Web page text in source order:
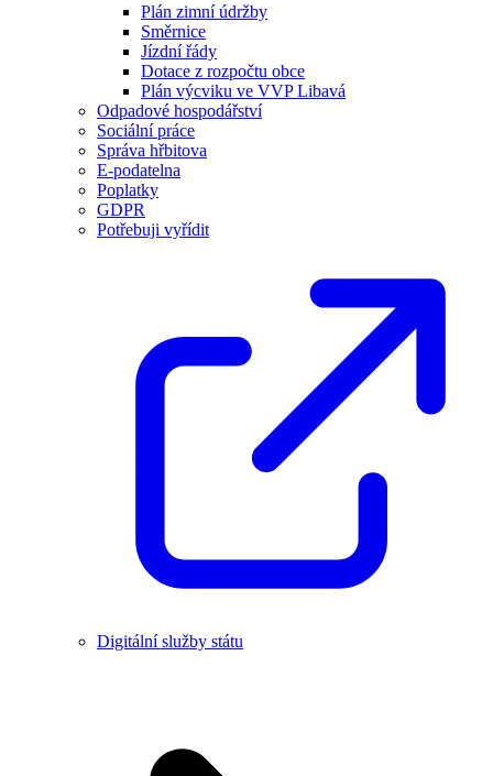
Plán zimní údržby
Směrnice
Jízdní řády
Dotace z rozpočtu obce
Plán výcviku ve VVP Libavá
Odpadové hospodářství
Sociální práce
Správa hřbitova
E-podatelna
Poplatky
GDPR
Potřebuji vyřídit
Digitální služby státu